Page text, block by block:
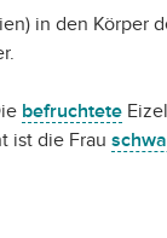
in den Körper
befruchtete
ist die Frau